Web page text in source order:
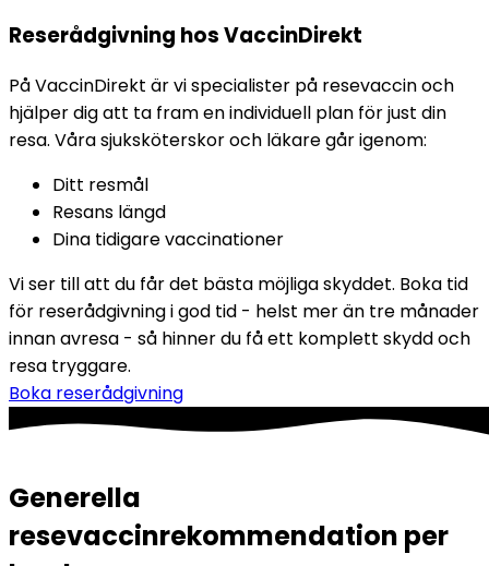
Reserådgivning hos VaccinDirekt
På VaccinDirekt är vi specialister på resevaccin och
hjälper dig att ta fram en individuell plan för just din
resa. Våra sjuksköterskor och läkare går igenom:
Ditt resmål
Resans längd
Dina tidigare vaccinationer
Vi ser till att du får det bästa möjliga skyddet. Boka tid
för reserådgivning i god tid - helst mer än tre månader
innan avresa - så hinner du få ett komplett skydd och
resa tryggare.
Boka reserådgivning
Generella
resevaccinrekommendation per